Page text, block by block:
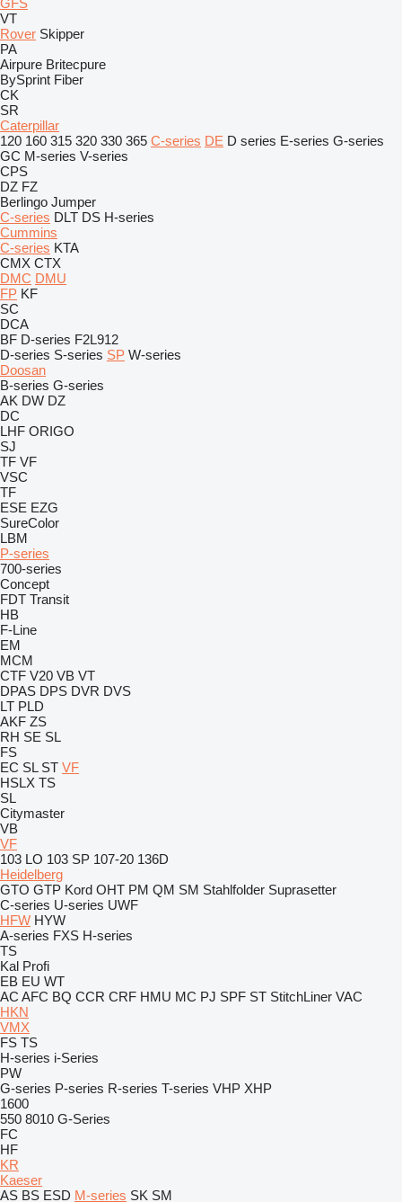
GFS
VT
Rover Skipper
PA
Airpure Britecpure
BySprint Fiber
CK
SR
Caterpillar
120 160 315 320 330 365 C-series DE D series E-series G-series
GC M-series V-series
CPS
DZ FZ
Berlingo Jumper
C-series DLT DS H-series
Cummins
C-series KTA
CMX CTX
DMC DMU
FP KF
SC
DCA
BF D-series F2L912
D-series S-series SP W-series
Doosan
B-series G-series
AK DW DZ
DC
LHF ORIGO
SJ
TF VF
VSC
TF
ESE EZG
SureColor
LBM
P-series
700-series
Concept
FDT Transit
HB
F-Line
EM
MCM
CTF V20 VB VT
DPAS DPS DVR DVS
LT PLD
AKF ZS
RH SE SL
FS
EC SL ST VF
HSLX TS
SL
Citymaster
VB
VF
103 LO 103 SP 107-20 136D
Heidelberg
GTO GTP Kord OHT PM QM SM Stahlfolder Suprasetter
C-series U-series UWF
HFW HYW
A-series FXS H-series
TS
Kal Profi
EB EU WT
AC AFC BQ CCR CRF HMU MC PJ SPF ST StitchLiner VAC
HKN
VMX
FS TS
H-series i-Series
PW
G-series P-series R-series T-series VHP XHP
1600
550 8010 G-Series
FC
HF
KR
Kaeser
AS BS ESD M-series SK SM